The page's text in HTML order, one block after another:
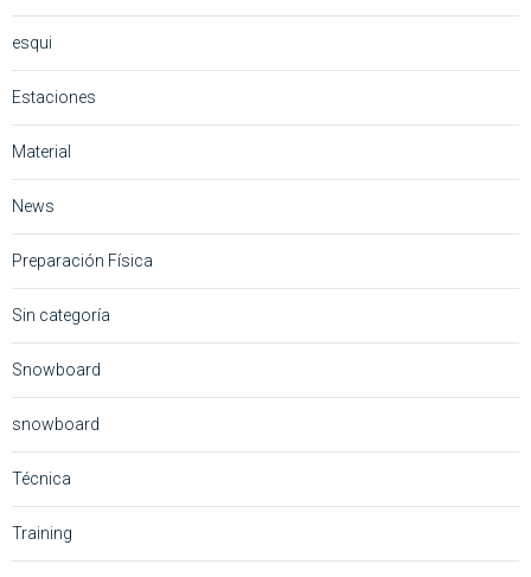
esqui
Estaciones
Material
News
Preparación Física
Sin categoría
Snowboard
snowboard
Técnica
Training